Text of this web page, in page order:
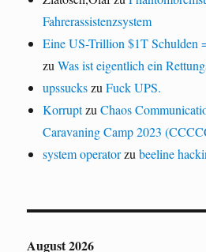
Fahrerassistenzsystem
Eine US-Trillion $1T Schulden
zuWas ist eigentlich ein
upssuckszuFuck UPS.
KorruptzuChaos
Caravaning Camp 2023
system operatorzubeeline
August 2026